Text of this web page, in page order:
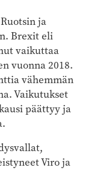
ja
Brexit eli
vaikuttaa
vuonna 2018.
vähemmän
Vaikutukset
päättyy ja
Viro ja